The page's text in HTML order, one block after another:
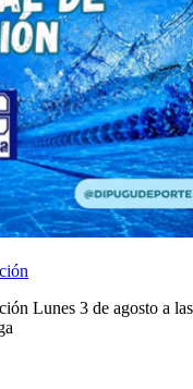
Lunes 3 de agosto a las